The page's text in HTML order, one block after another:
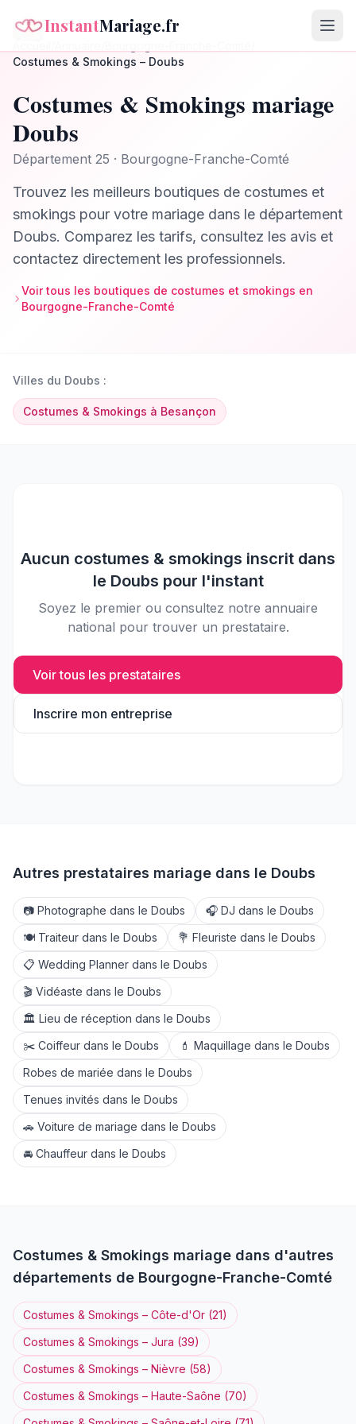
InstantMariage.fr
Costumes & Smokings – Doubs
Costumes & Smokings mariage
Doubs
Département 25 · Bourgogne-Franche-Comté
Trouvez les meilleurs boutiques de costumes et
smokings pour votre mariage dans le département
Doubs. Comparez les tarifs, consultez les avis et
contactez directement les professionnels.
Voir tous les boutiques de costumes et smokings en
Bourgogne-Franche-Comté
Villes du Doubs :
Costumes & Smokings à Besançon
Aucun costumes & smokings inscrit dans
le Doubs pour l'instant
Soyez le premier ou consultez notre annuaire
national pour trouver un prestataire.
Voir tous les prestataires
Inscrire mon entreprise
Autres prestataires mariage dans le Doubs
📷 Photographe dans le Doubs 🎧 DJ dans le Doubs
🍽️ Traiteur dans le Doubs 💐 Fleuriste dans le Doubs
📋 Wedding Planner dans le Doubs
🎬 Vidéaste dans le Doubs
🏛️ Lieu de réception dans le Doubs
✂️ Coiffeur dans le Doubs 💄 Maquillage dans le Doubs
Robes de mariée dans le Doubs
Tenues invités dans le Doubs
🚗 Voiture de mariage dans le Doubs
🚘 Chauffeur dans le Doubs
Costumes & Smokings mariage dans d'autres
départements de Bourgogne-Franche-Comté
Costumes & Smokings – Côte-d'Or (21)
Costumes & Smokings – Jura (39)
Costumes & Smokings – Nièvre (58)
Costumes & Smokings – Haute-Saône (70)